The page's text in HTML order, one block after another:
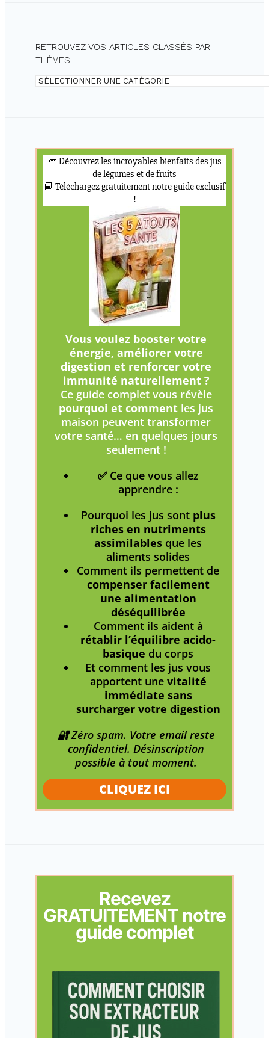
RETROUVEZ VOS ARTICLES CLASSÉS PAR
THÈMES
Retrouvez